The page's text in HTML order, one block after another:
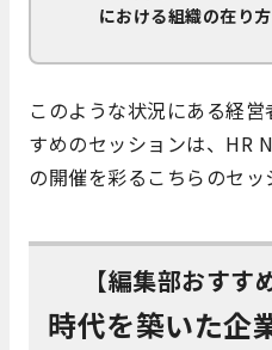
における組織の在り
このような状況にある経
すめのセッションは、HR
の開催を彩るこちらのセッ
【編集部おすす
時代を築いた企